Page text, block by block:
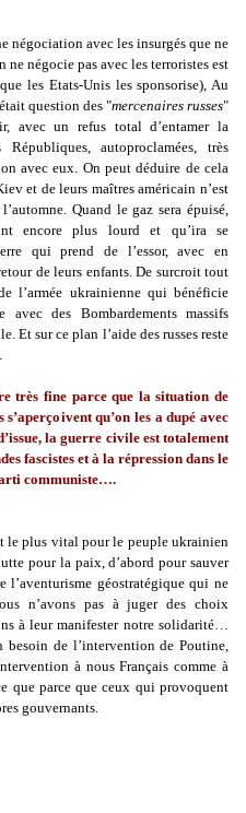
négociation avec les insurgés que ne
négocie pas avec les terroristes est
les Etats-Unis les sponsorise), Au
question des "mercenaires russes"
avec un refus total d’entamer la
autoproclamées, très
avec eux. On peut déduire de cela
et de leurs maîtres américain n’est
Quand le gaz sera épuisé,
encore plus lourd et qu’ira se
qui prend de l’essor, avec en
de leurs enfants. De surcroit tout
l’armée ukrainienne qui bénéficie
avec des Bombardements massifs
sur ce plan l’aide des russes reste
très fine parce que la situation de
qu’on les a dupé avec
la guerre civile est totalement
fascistes et à la répression dans le
communiste….
le plus vital pour le peuple ukrainien
pour la paix, d’abord pour sauver
l’aventurisme géostratégique qui ne
n’avons pas à juger des choix
à leur manifester notre solidarité…
besoin de l’intervention de Poutine,
à nous Français comme à
que parce que ceux qui provoquent
gouvernants.